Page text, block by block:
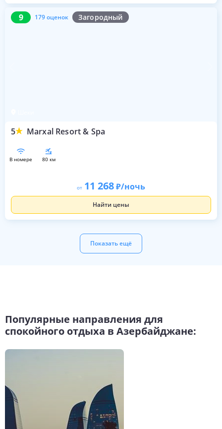
9 179 оценок Загородный
5 Marxal Resort & Spa
9 179 оценок
в номере 80 км
от 11 268 /ночь
Найти цены
Показать ещё
Популярные направления для
спокойного отдыха в Азербайджане: